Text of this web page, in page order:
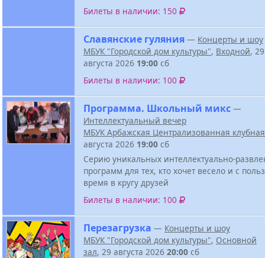
Билеты в наличии: 150
Славянские гуляния — Концерты и шоу
МБУК "Городской дом культуры", Входной, 29
августа 2026 19:00 сб
Билеты в наличии: 100
Программа. Школьный микс —
Интеллектуальный вечер
МБУК Арбажская Централизованная
августа 2026 19:00 сб
Серию уникальных интеллектуально-
программ для тех, кто хочет весело и с
время в кругу друзей
Билеты в наличии: 100
Перезагрузка — Концерты и шоу
МБУК "Городской дом культуры", Основной
зал, 29 августа 2026 20:00 сб